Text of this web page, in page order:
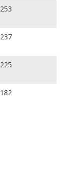
253
237
225
182